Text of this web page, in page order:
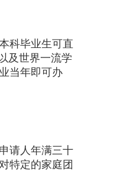
科毕业生可直
及世界一流学
当年即可办
请人年满三十
特定的家庭团